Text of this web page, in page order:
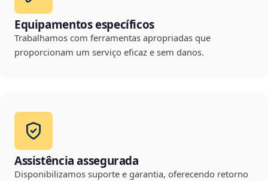
Equipamentos específicos
Trabalhamos com ferramentas apropriadas que
proporcionam um serviço eficaz e sem danos.
Assistência assegurada
Disponibilizamos suporte e garantia, oferecendo retorno